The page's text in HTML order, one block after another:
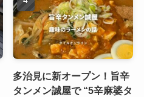
多治見に新オープン！旨辛
タンメン誠屋で “5辛麻婆タ